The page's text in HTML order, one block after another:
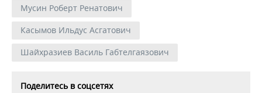
Мусин Роберт Ренатович
Касымов Ильдус Асгатович
Шайхразиев Василь Габтелгаязович
Поделитесь в соцсетях